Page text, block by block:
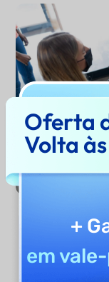
Oferta
Volta
+
em